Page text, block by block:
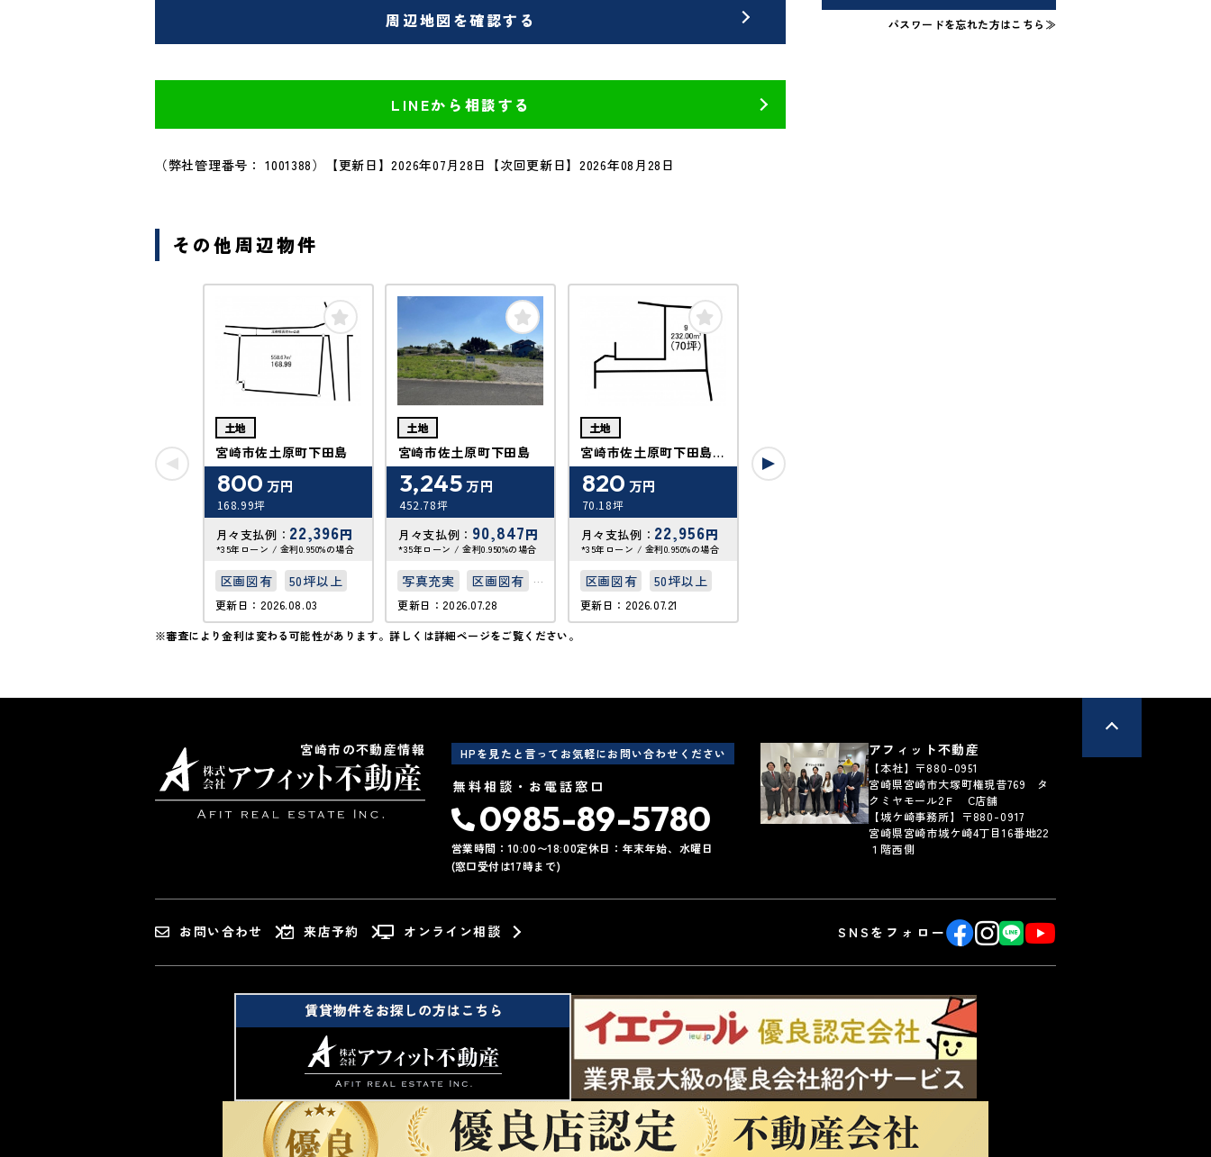
周辺地図を確認する
LINEから相談する
（弊社管理番号： 1001388） 【更新日】2026年07月28日 【次回更新日】2026年08月28日
その他周辺物件
土地
宮崎市佐土原町下田島
800 万円
168.99坪
月々支払例： 22,396円
*35年ローン / 金利0.950%の場合
区画図有 50坪以上
更新日：2026.08.03
土地
宮崎市佐土原町下田島
3,245万円
452.78坪
月々支払例： 90,847円
*35年ローン / 金利0.950%の場合
写真充実
区画図有
50坪以上
更新日：2026.07.28
土地
宮崎市佐土原町下田島
字宮本9号地
820 万円
70.18坪
月々支払例： 22,956円
*35年ローン / 金利0.950%の場合
区画図有 50坪以上
更新日：2026.07.21
宮崎市佐土原町下田島
字宮本3号地
880
※審査により金利は変わる可能性があります。詳しくは詳細ページをご覧ください。
パスワードを忘れた方はこちら≫
宮崎市の不動産情報 HPを見たと言ってお気軽にお問い合わせください
無料相談・お電話窓口
0985-89-5780
営業時間：10:00〜18:00定休日：年末年始、水曜日
(窓口受付は17時まで)
アフィット不動産
【本社】〒880-0951
宮崎県宮崎市大塚町権現昔769 タ
クミヤモール2Ｆ C店舗
【城ケ崎事務所】〒880-0917
宮崎県宮崎市城ケ崎4丁目16番地22
１階西側
お問い合わせ 来店予約 オンライン相談 SNSをフォロー